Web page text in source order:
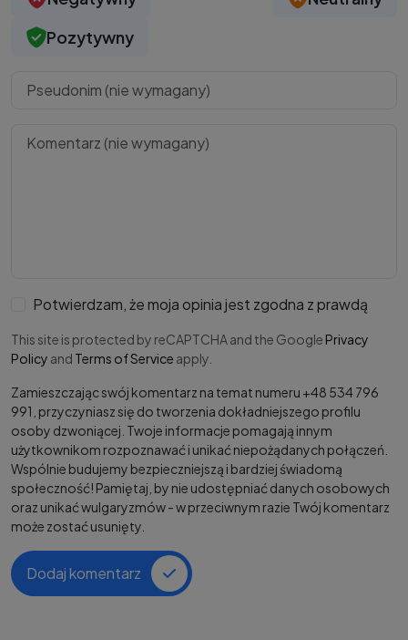
Pozytywny
Potwierdzam, że moja opinia jest zgodna z prawdą
This site is protected by reCAPTCHA and the Google Privacy
Policy and Terms of Service apply.
Zamieszczając swój komentarz na temat numeru +48 534 796
991, przyczyniasz się do tworzenia dokładniejszego profilu
osoby dzwoniącej. Twoje informacje pomagają innym
użytkownikom rozpoznawać i unikać niepożądanych połączeń.
Wspólnie budujemy bezpieczniejszą i bardziej świadomą
społeczność! Pamiętaj, by nie udostępniać danych osobowych
oraz unikać wulgaryzmów - w przeciwnym razie Twój komentarz
może zostać usunięty.
Dodaj komentarz